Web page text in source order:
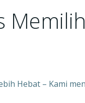
Hebat – Kami